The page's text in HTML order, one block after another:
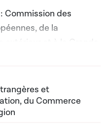
Commission des
de la
et à la Grande
afficher ou cacher tous les
et
du Commerce